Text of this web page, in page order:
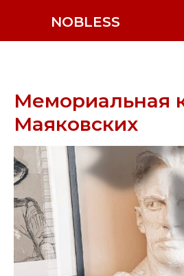
NOBLESS
Мемориальная
Маяковских